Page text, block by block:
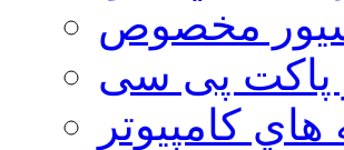
مخصوص
پاکت پی سی
هاي كامپيوتر